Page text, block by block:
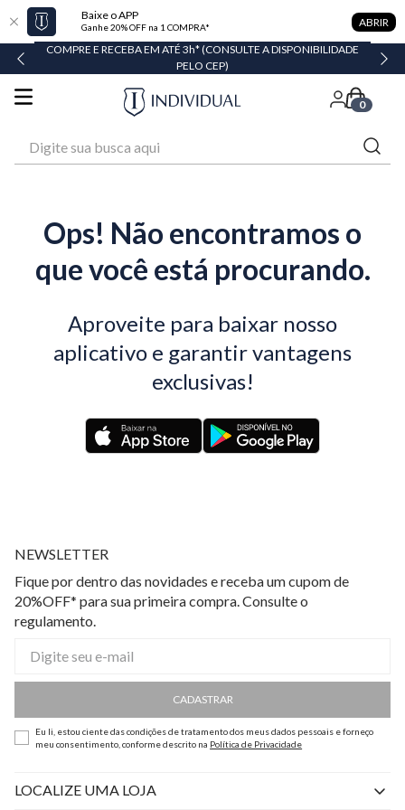
Baixe o APP
Ganhe 20% OFF na 1 COMPRA* ABRIR
COMPRE E RECEBA EM ATÉ 3h* (CONSULTE A DISPONIBILIDADE
PELO CEP)
0
Ops! Não encontramos o
que você está procurando.
Aproveite para baixar nosso
aplicativo e garantir vantagens
exclusivas!
NEWSLETTER
Fique por dentro das novidades e receba um cupom de
20%OFF* para sua primeira compra. Consulte o
regulamento.
CADASTRAR
Eu li, estou ciente das condições de tratamento dos meus dados pessoais e forneço
meu consentimento, conforme descrito na Política de Privacidade
LOCALIZE UMA LOJA